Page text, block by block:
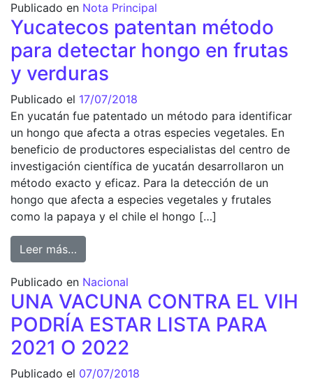
Publicado en Nota Principal
Yucatecos patentan método
para detectar hongo en frutas
y verduras
Publicado el 17/07/2018
En yucatán fue patentado un método para identificar
un hongo que afecta a otras especies vegetales. En
beneficio de productores especialistas del centro de
investigación científica de yucatán desarrollaron un
método exacto y eficaz. Para la detección de un
hongo que afecta a especies vegetales y frutales
como la papaya y el chile el hongo […]
Leer más…
Publicado en Nacional
UNA VACUNA CONTRA EL VIH
PODRÍA ESTAR LISTA PARA
2021 O 2022
Publicado el 07/07/2018